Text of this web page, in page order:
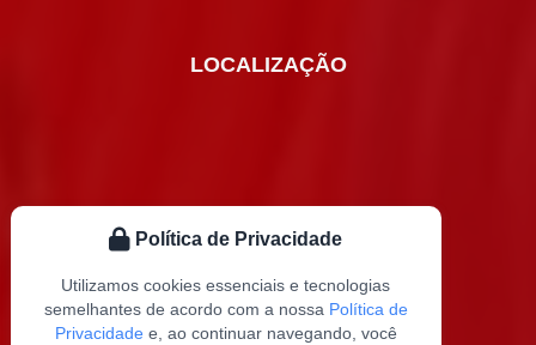
LOCALIZAÇÃO
Política de Privacidade
Utilizamos cookies essenciais e tecnologias
semelhantes de acordo com a nossa Política de
Privacidadee, ao continuar navegando, você